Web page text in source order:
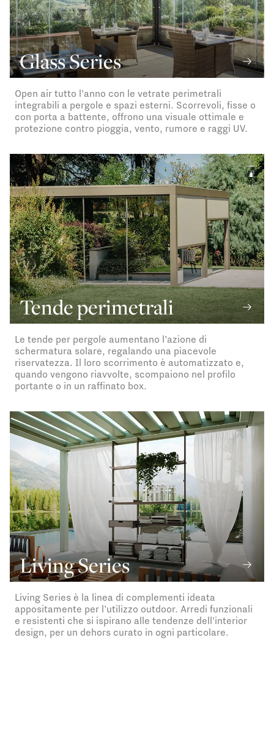
Glass Series
Open air tutto l’anno con le vetrate perimetrali
integrabili a pergole e spazi esterni. Scorrevoli, fisse o
con porta a battente, offrono una visuale ottimale e
protezione contro pioggia, vento, rumore e raggi UV.
Tende perimetrali
Le tende per pergole aumentano l’azione di
schermatura solare, regalando una piacevole
riservatezza. Il loro scorrimento è automatizzato e,
quando vengono riavvolte, scompaiono nel profilo
portante o in un raffinato box.
Living Series
Living Series è la linea di complementi ideata
appositamente per l’utilizzo outdoor. Arredi funzionali
e resistenti che si ispirano alle tendenze dell’interior
design, per un dehors curato in ogni particolare.